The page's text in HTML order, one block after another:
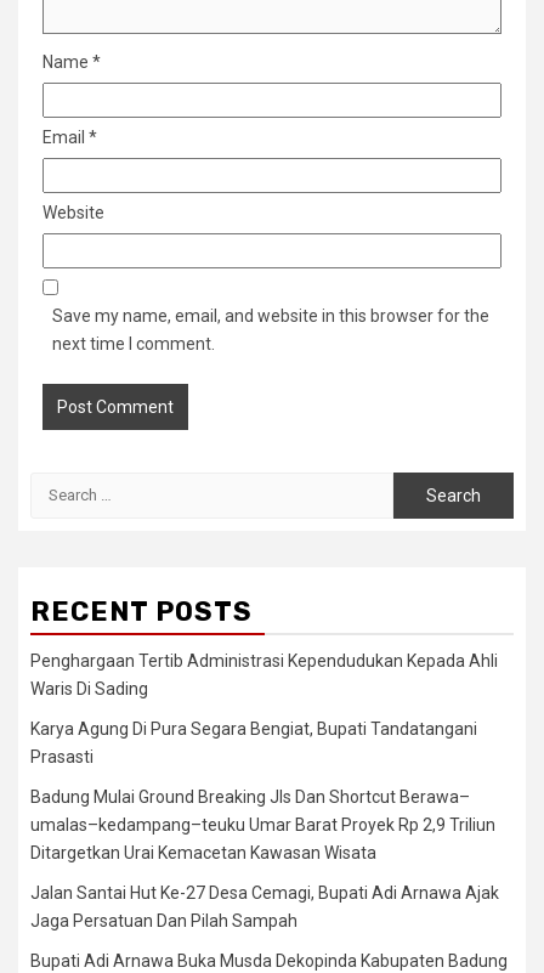
Name *
Email *
Website
Save my name, email, and website in this browser for the
next time I comment.
RECENT POSTS
Penghargaan Tertib Administrasi Kependudukan Kepada Ahli
Waris Di Sading
Karya Agung Di Pura Segara Bengiat, Bupati Tandatangani
Prasasti
Badung Mulai Ground Breaking Jls Dan Shortcut Berawa–
umalas–kedampang–teuku Umar Barat Proyek Rp 2,9 Triliun
Ditargetkan Urai Kemacetan Kawasan Wisata
Jalan Santai Hut Ke-27 Desa Cemagi, Bupati Adi Arnawa Ajak
Jaga Persatuan Dan Pilah Sampah
Bupati Adi Arnawa Buka Musda Dekopinda Kabupaten Badung